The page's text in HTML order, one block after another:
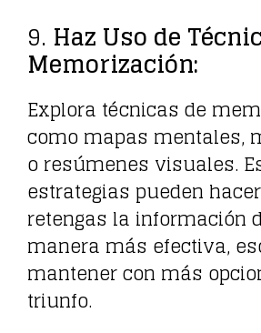
9. Haz Uso de
Memorización:
Explora técnicas de
como mapas mentales,
o resúmenes visuales.
estrategias pueden
retengas la información
manera más efectiva,
mantener con más
triunfo.